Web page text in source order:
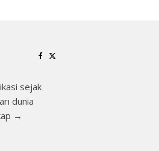
sejak
dunia
→